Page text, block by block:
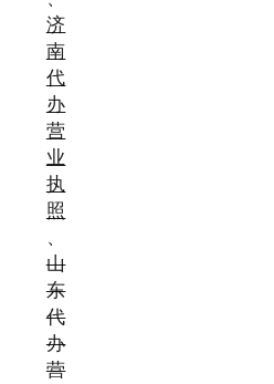
济
南
代
办
营
业
执
照
、
山
东
代
办
营